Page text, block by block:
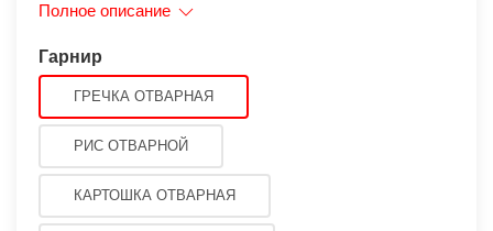
Полное описание
Гарнир
ГРЕЧКА ОТВАРНАЯ
РИС ОТВАРНОЙ
КАРТОШКА ОТВАРНАЯ